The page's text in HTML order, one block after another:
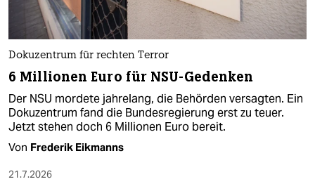
Dokuzentrum für rechten Terror
6 Millionen Euro für NSU-Gedenken
Der NSU mordete jahrelang, die Behörden versagten. Ein
Dokuzentrum fand die Bundesregierung erst zu teuer.
Jetzt stehen doch 6 Millionen Euro bereit.
Von Frederik Eikmanns
21.7.2026